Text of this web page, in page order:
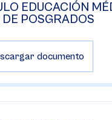
EDUCACIÓN
DE POSGRADOS
documento